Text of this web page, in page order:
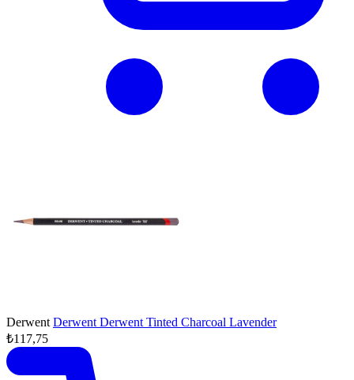
Derwent Derwent Derwent Tinted Charcoal Lavender
₺117,75